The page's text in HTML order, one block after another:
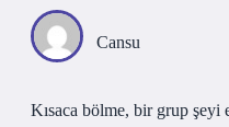
Cansu
Kısaca bölme, bir grup şeyi